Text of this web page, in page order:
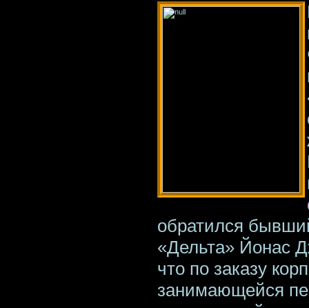
обратился
«Дельта» Йонас
что по заказу
занимающейся